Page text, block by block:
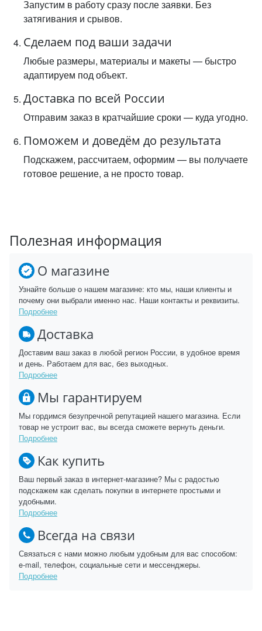
Запустим в работу сразу после заявки. Без
затягивания и срывов.
Сделаем под ваши задачи
Любые размеры, материалы и макеты — быстро
адаптируем под объект.
Доставка по всей России
Отправим заказ в кратчайшие сроки — куда угодно.
Поможем и доведём до результата
Подскажем, рассчитаем, оформим — вы получаете
готовое решение, а не просто товар.
Полезная информация
О магазине
Узнайте больше о нашем магазине: кто мы, наши клиенты и
почему они выбрали именно нас. Наши контакты и реквизиты.
Подробнее
Доставка
Доставим ваш заказ в любой регион России, в удобное время
и день. Работаем для вас, без выходных.
Подробнее
Мы гарантируем
Мы гордимся безупречной репутацией нашего магазина. Если
товар не устроит вас, вы всегда сможете вернуть деньги.
Подробнее
Как купить
Ваш первый заказ в интернет-магазине? Мы с радостью
подскажем как сделать покупки в интернете простыми и
удобными.
Подробнее
Всегда на связи
Связаться с нами можно любым удобным для вас способом:
e-mail, телефон, социальные сети и мессенджеры.
Подробнее